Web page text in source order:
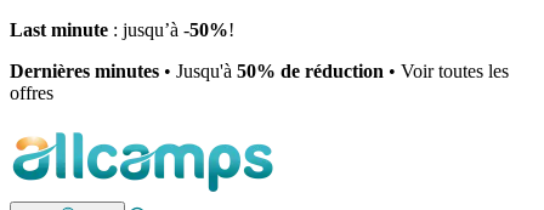
Last minute : jusqu’à -50%!
Dernières minutes • Jusqu'à 50% de réduction • Voir toutes les
offres